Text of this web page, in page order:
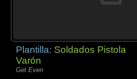
Plantilla: Soldados Pistola
Varón
Get Even